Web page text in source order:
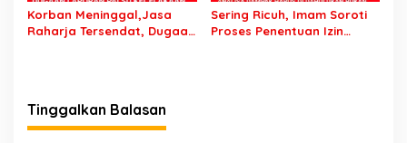
Korban Meninggal,Jasa
Raharja Tersendat, Dugaan
Sering Ricuh, Imam Soroti
Proses Penentuan Izin
Tinggalkan Balasan